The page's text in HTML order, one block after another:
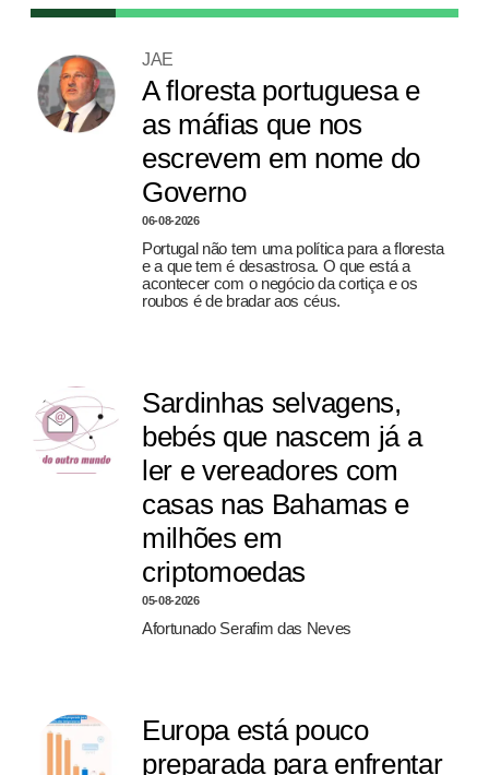
JAE
A floresta portuguesa e
as máfias que nos
escrevem em nome do
Governo
06-08-2026
Portugal não tem uma política para a floresta
e a que tem é desastrosa. O que está a
acontecer com o negócio da cortiça e os
roubos é de bradar aos céus.
Sardinhas selvagens,
bebés que nascem já a
ler e vereadores com
casas nas Bahamas e
milhões em
criptomoedas
05-08-2026
Afortunado Serafim das Neves
Europa está pouco
preparada para enfrentar